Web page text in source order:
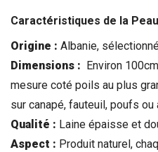
Caractéristiques de la
Origine : Albanie,
Dimensions :
Environ
mesure coté poils au plus
sur canapé, fauteuil, poufs ou
Qualité : Laine épaisse et
Aspect : Produit naturel,